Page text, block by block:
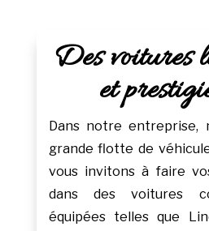
Des voitures
et
Dans notre entreprise,
grande flotte de
vous invitons à faire
dans des voitures
équipées telles que